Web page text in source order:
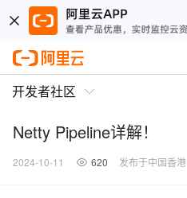
开发者社区
Netty Pipeline详解！
2024-10-11 620 发布于中国香港